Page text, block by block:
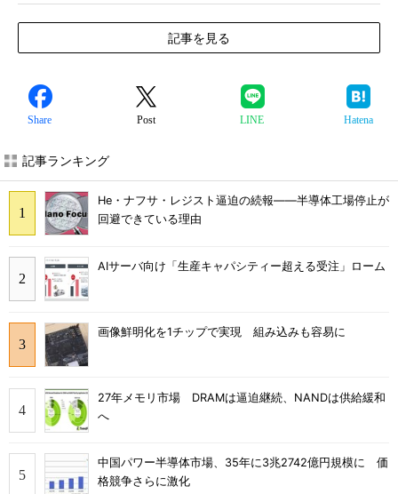
記事を見る
Share Post LINE Hatena
記事ランキング
He・ナフサ・レジスト逼迫の続報――半導体工場停止が
回避できている理由
AIサーバ向け「生産キャパシティー超える受注」ローム
画像鮮明化を1チップで実現 組み込みも容易に
27年メモリ市場 DRAMは逼迫継続、NANDは供給緩和
へ
中国パワー半導体市場、35年に3兆2742億円規模に 価
格競争さらに激化